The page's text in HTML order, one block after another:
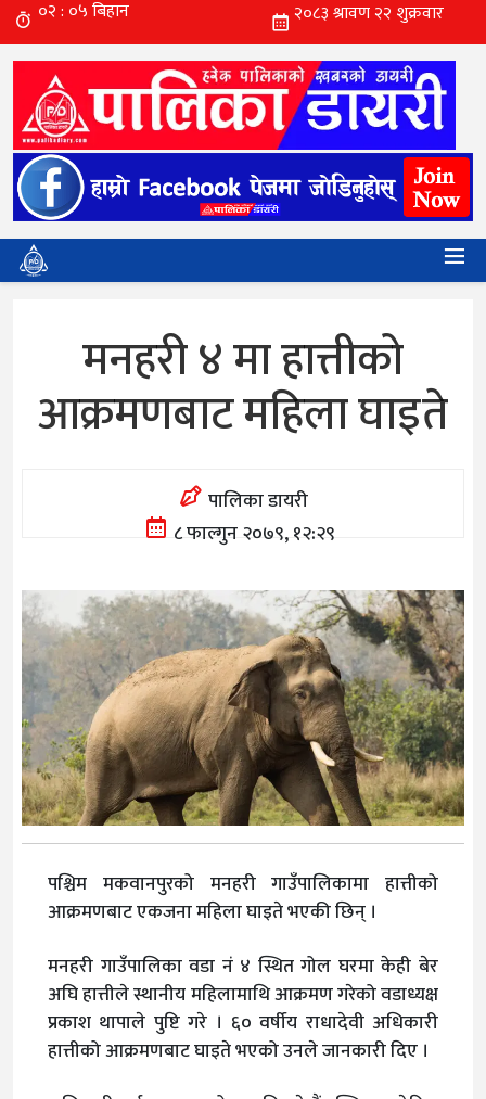
मनहरी ४ मा हात्तीको
आक्रमणबाट महिला घाइते
पालिका डायरी
८ फाल्गुन २०७९, १२:२९
पश्चिम मकवानपुरको मनहरी गाउँपालिकामा हात्तीको
आक्रमणबाट एकजना महिला घाइते भएकी छिन् ।
मनहरी गाउँपालिका वडा नं ४ स्थित गोल घरमा केही बेर
अघि हात्तीले स्थानीय महिलामाथि आक्रमण गरेको वडाध्यक्ष
प्रकाश थापाले पुष्टि गरे । ६० वर्षीय राधादेवी अधिकारी
हात्तीको आक्रमणबाट घाइते भएको उनले जानकारी दिए ।